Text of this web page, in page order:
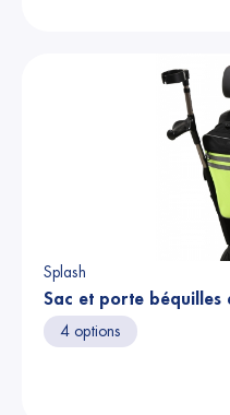
Splash
Sac et porte béquilles
4 options